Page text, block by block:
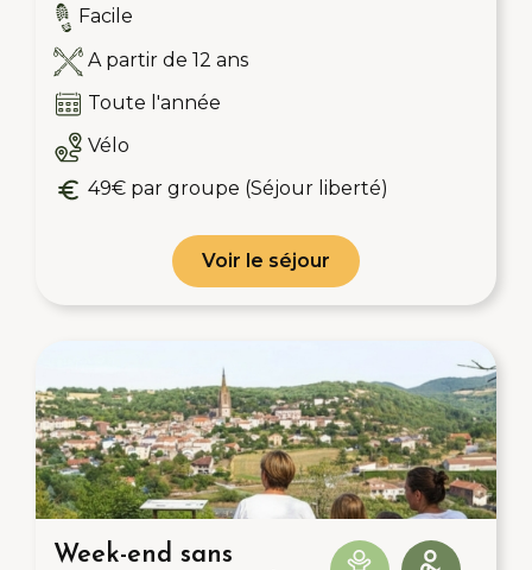
Facile
A partir de 12 ans
Toute l'année
Vélo
49€ par groupe (Séjour liberté)
Voir le séjour
Week-end sans